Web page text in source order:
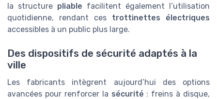
la structure pliable facilitent également l’utilisation
quotidienne, rendant ces trottinettes électriques
accessibles à un public plus large.
Des dispositifs de sécurité adaptés à la
ville
Les fabricants intègrent aujourd’hui des options
avancées pour renforcer la sécurité : freins à disque,